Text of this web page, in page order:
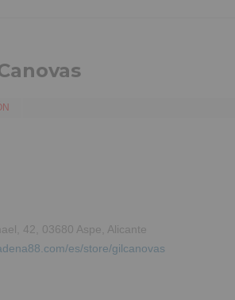
42, 03680 Aspe, Alicante
es/store/gilcanovas